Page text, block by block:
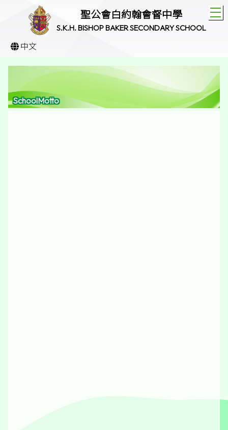
聖公會白約翰會督中學
S.K.H. BISHOP BAKER SECONDARY SCHOOL
中文
SchoolMotto